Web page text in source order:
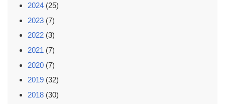
2024 (25)
2023 (7)
2022 (3)
2021 (7)
2020 (7)
2019 (32)
2018 (30)